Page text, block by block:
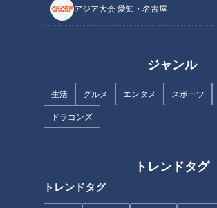
アジア大会 愛知・名古屋
ジャンル
生活 グルメ エンタメ スポーツ
ドラゴンズ
トレンドタグ
トレンドタグ
ら！川上憲